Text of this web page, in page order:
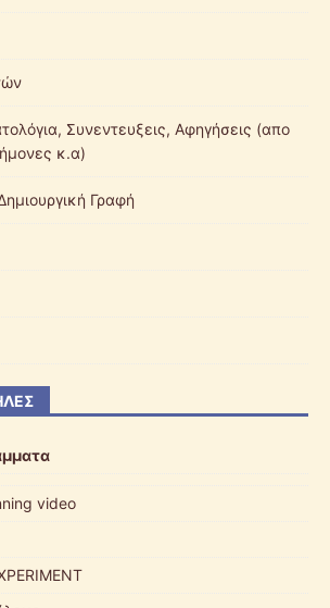
Συνεντευξεις, Αφηγήσεις (απο
κ.α)
Γραφή
video